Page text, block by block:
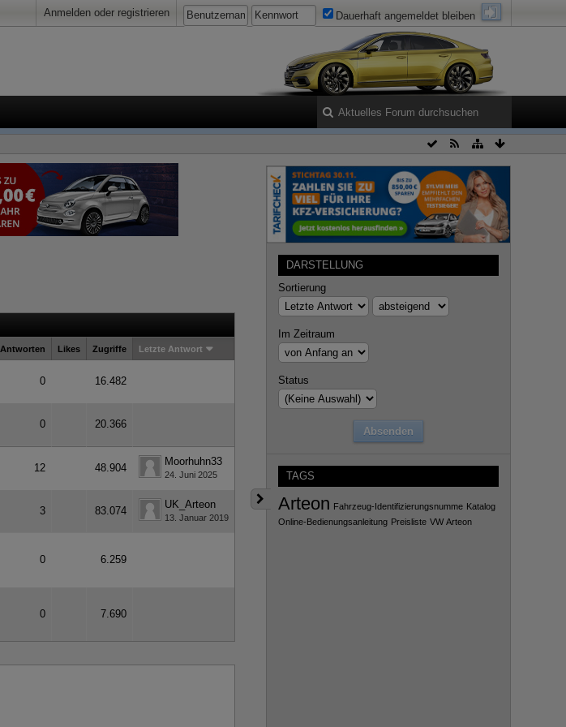
Anmelden oder registrieren Dauerhaft angemeldet bleiben
Antworten Likes Zugriffe Letzte Antwort
0 16.482
0 20.366
12 48.904
Moorhuhn33
24. Juni 2025
3 83.074
UK_Arteon
13. Januar 2019
0 6.259
0 7.690
DARSTELLUNG
Sortierung
Im Zeitraum
Status
TAGS
Arteon Fahrzeug-Identifizierungsnumme Katalog
Online-Bedienungsanleitung Preisliste VW Arteon